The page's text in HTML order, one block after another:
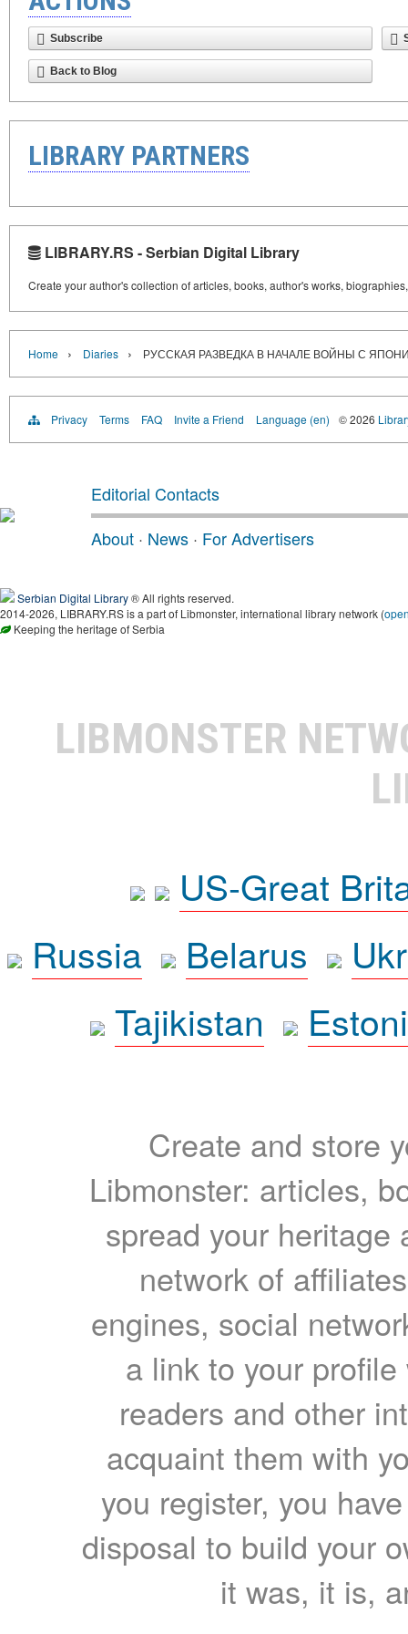
Subscribe
Back to Blog
LIBRARY PARTNERS
LIBRARY.RS - Serbian Digital Library
Create your author's collection of articles, books, author's works,
Home › Diaries › РУССКАЯ РАЗВЕДКА В НАЧАЛЕ ВОЙНЫ С
Privacy Terms FAQ Invite a Friend Language (en) © 2026
Editorial Contacts
About · News · For Advertisers
Serbian Digital Library® All rights reserved.
2014-2026, LIBRARY.RS is a part of Libmonster, international library network (
Keeping the heritage of Serbia
LIBMONSTER
US-Great
Russia
Belarus
Tajikistan
Create and store
Libmonster: articles,
spread your heritage
network of
engines, social
a link to your
readers and other
acquaint them with
you register, you
disposal to build your
it was, it is,